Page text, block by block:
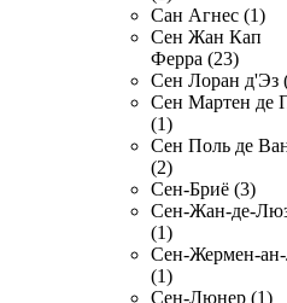
Сан Агнес (1)
Сен Жан Кап
Ферра (23)
Сен Лоран д'Эз
Сен Мартен де
(1)
Сен Поль де
(2)
Сен-Бриё (3)
Сен-Жан-де-
(1)
Сен-Жермен-
(1)
Сен-Люнер (1)